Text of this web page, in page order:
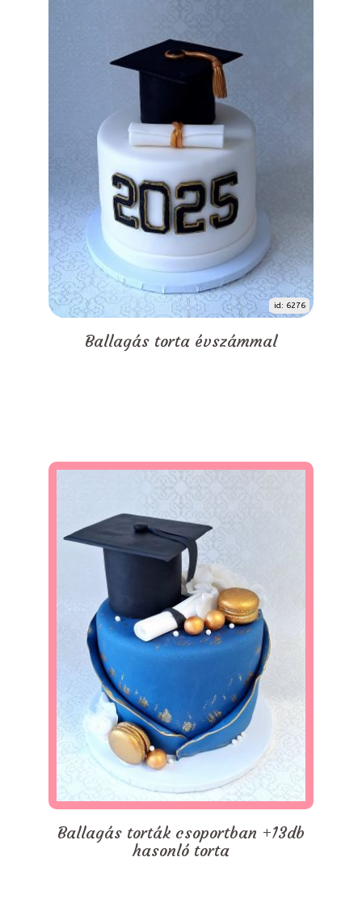
id: 6276
Ballagás torta évszámmal
Ballagás torták csoportban +13db
hasonló torta